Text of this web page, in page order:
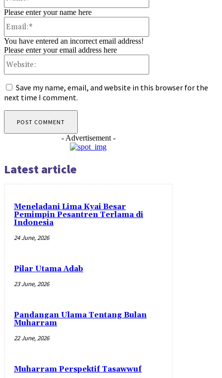
Please enter your name here
You have entered an incorrect email address!
Please enter your email address here
Save my name, email, and website in this browser for the
next time I comment.
- Advertisement -
Latest article
Meneladani Lima Kyai Besar
Pemimpin Pesantren Terlama di
Indonesia
24 June, 2026
Pilar Utama Adab
23 June, 2026
Pandangan Ulama Tentang Bulan
Muharram
22 June, 2026
Muharram Perspektif Tasawwuf